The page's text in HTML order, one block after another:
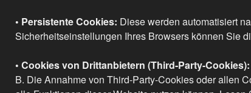
• Persistente Cookies: Diese werden automatisiert
Sicherheitseinstellungen Ihres Browsers können Sie
• Cookies von Drittanbietern (Third-Party-Cookies):
B. Die Annahme von Third-Party-Cookies oder allen